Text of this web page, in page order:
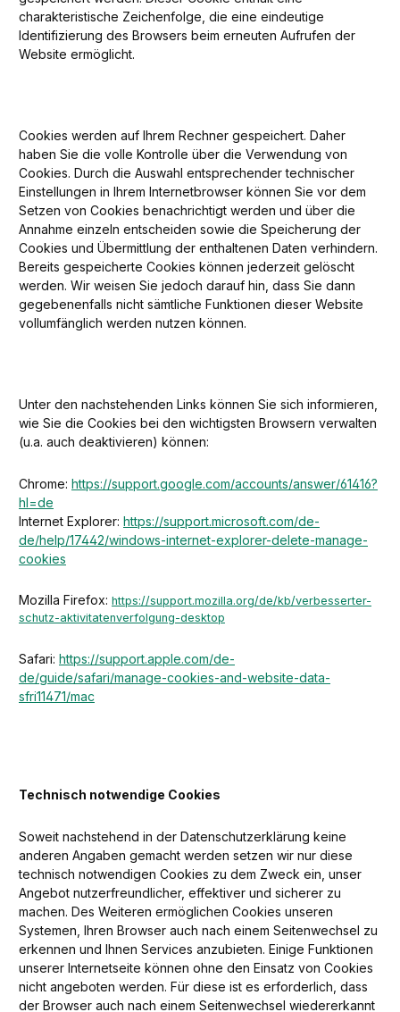
charakteristische Zeichenfolge, die eine eindeutige
Identifizierung des Browsers beim erneuten Aufrufen der
Website ermöglicht.
Cookies werden auf Ihrem Rechner gespeichert. Daher
haben Sie die volle Kontrolle über die Verwendung von
Cookies. Durch die Auswahl entsprechender technischer
Einstellungen in Ihrem Internetbrowser können Sie vor dem
Setzen von Cookies benachrichtigt werden und über die
Annahme einzeln entscheiden sowie die Speicherung der
Cookies und Übermittlung der enthaltenen Daten verhindern.
Bereits gespeicherte Cookies können jederzeit gelöscht
werden. Wir weisen Sie jedoch darauf hin, dass Sie dann
gegebenenfalls nicht sämtliche Funktionen dieser Website
vollumfänglich werden nutzen können.
Unter den nachstehenden Links können Sie sich informieren,
wie Sie die Cookies bei den wichtigsten Browsern verwalten
(u.a. auch deaktivieren) können:
Chrome: https://support.google.com/accounts/answer/61416?
hl=de
Internet Explorer: https://support.microsoft.com/de-
de/help/17442/windows-internet-explorer-delete-manage-
cookies
Mozilla Firefox: https://support.mozilla.org/de/kb/verbesserter-
schutz-aktivitatenverfolgung-desktop
Safari: https://support.apple.com/de-
de/guide/safari/manage-cookies-and-website-data-
sfri11471/mac
Technisch notwendige Cookies
Soweit nachstehend in der Datenschutzerklärung keine
anderen Angaben gemacht werden setzen wir nur diese
technisch notwendigen Cookies zu dem Zweck ein, unser
Angebot nutzerfreundlicher, effektiver und sicherer zu
machen. Des Weiteren ermöglichen Cookies unseren
Systemen, Ihren Browser auch nach einem Seitenwechsel zu
erkennen und Ihnen Services anzubieten. Einige Funktionen
unserer Internetseite können ohne den Einsatz von Cookies
nicht angeboten werden. Für diese ist es erforderlich, dass
der Browser auch nach einem Seitenwechsel wiedererkannt